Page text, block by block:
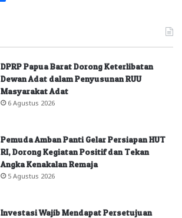
DPRP Papua Barat Dorong Keterlibatan
Dewan Adat dalam Penyusunan RUU
Masyarakat Adat
6 Agustus 2026
Pemuda Amban Panti Gelar Persiapan HUT
RI, Dorong Kegiatan Positif dan Tekan
Angka Kenakalan Remaja
5 Agustus 2026
Investasi Wajib Mendapat Persetujuan